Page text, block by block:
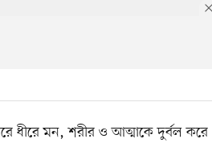
ধীরে মন, শরীর ও আত্মাকে দুর্বল করে